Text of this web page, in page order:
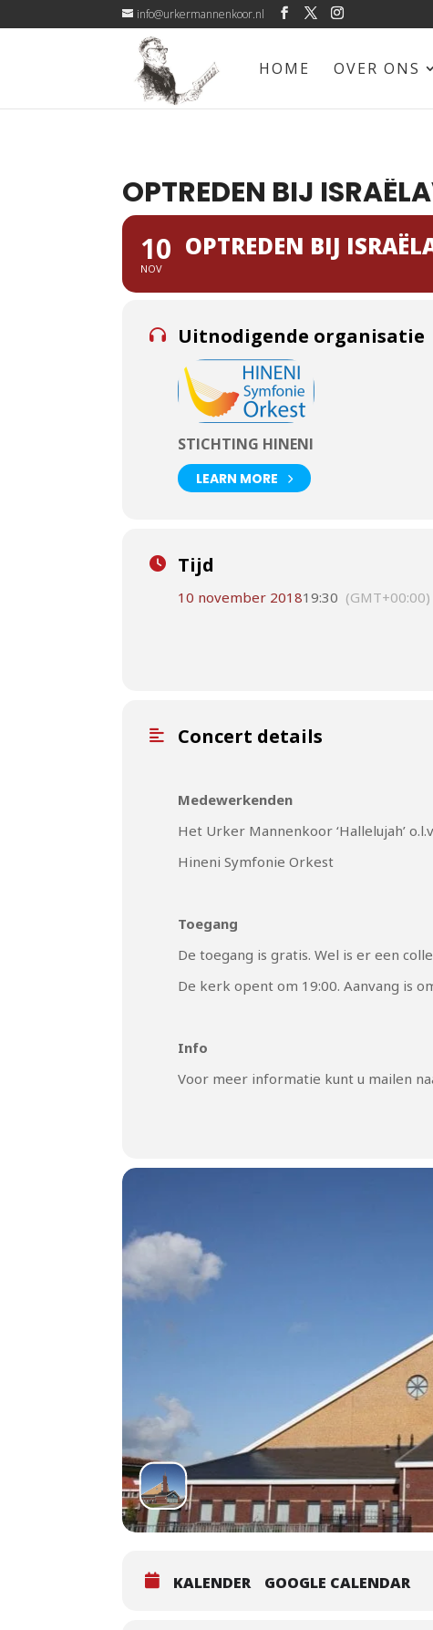
info@urkermannenkoor.nl
HOME OVER ONS
OPTREDEN BIJ
10
NOV
OPTREDEN BIJ
Uitnodigende organisatie
STICHTING HINENI
LEARN MORE
Tijd
10 november 201819:30 (GMT+00:00)
Concert details
Medewerkenden
Het Urker Mannenkoor ‘Hallelujah’
Hineni Symfonie Orkest
Toegang
De toegang is gratis. Wel is er een
De kerk opent om 19:00. Aanvang is
Info
Voor meer informatie kunt u mailen
KALENDER GOOGLE CALENDAR